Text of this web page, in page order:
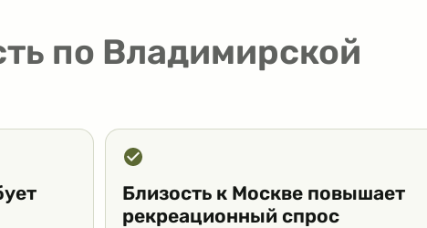
по Владимирской
Близость к Москве повышает
рекреационный спрос